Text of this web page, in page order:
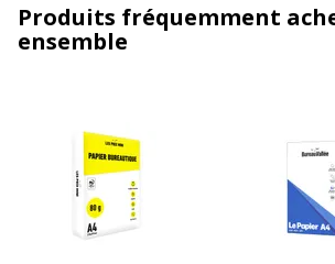
Produits fréquemment
ensemble